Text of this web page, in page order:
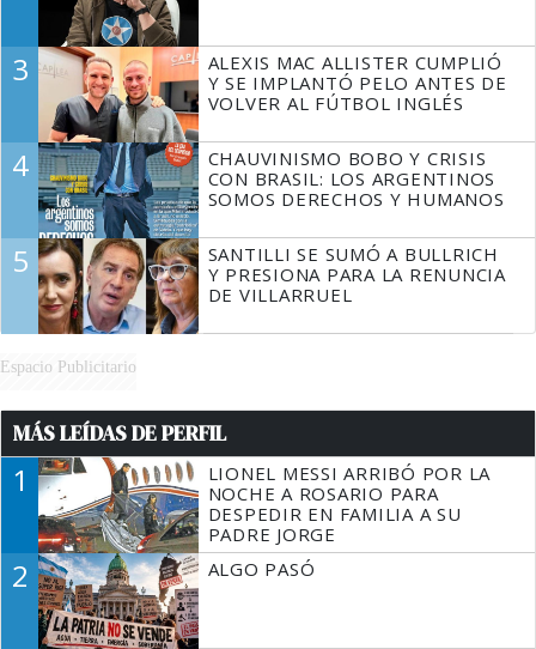
3
ALEXIS MAC ALLISTER CUMPLIÓ
Y SE IMPLANTÓ PELO ANTES DE
VOLVER AL FÚTBOL INGLÉS
4
CHAUVINISMO BOBO Y CRISIS
CON BRASIL: LOS ARGENTINOS
SOMOS DERECHOS Y HUMANOS
5
SANTILLI SE SUMÓ A BULLRICH
Y PRESIONA PARA LA RENUNCIA
DE VILLARRUEL
Espacio Publicitario
MÁS LEÍDAS DE PERFIL
1
LIONEL MESSI ARRIBÓ POR LA
NOCHE A ROSARIO PARA
DESPEDIR EN FAMILIA A SU
PADRE JORGE
2 ALGO PASÓ